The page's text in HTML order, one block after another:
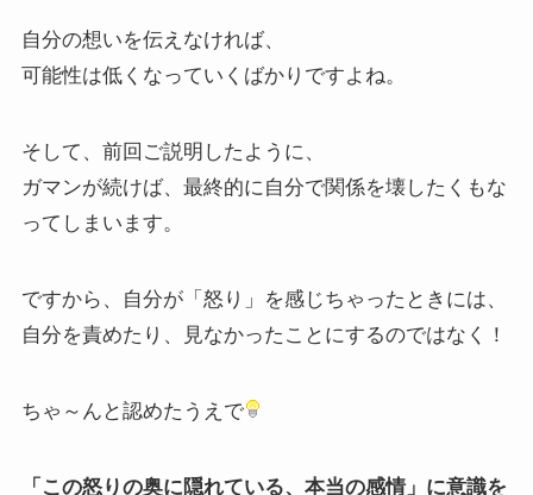
自分の想いを伝えなければ、
可能性は低くなっていくばかりですよね。
そして、前回ご説明したように、
ガマンが続けば、最終的に自分で関係を壊したくもな
ってしまいます。
ですから、自分が「怒り」を感じちゃったときには、
自分を責めたり、見なかったことにするのではなく！
ちゃ～んと認めたうえで
「この怒りの奥に隠れている、本当の感情」に意識を